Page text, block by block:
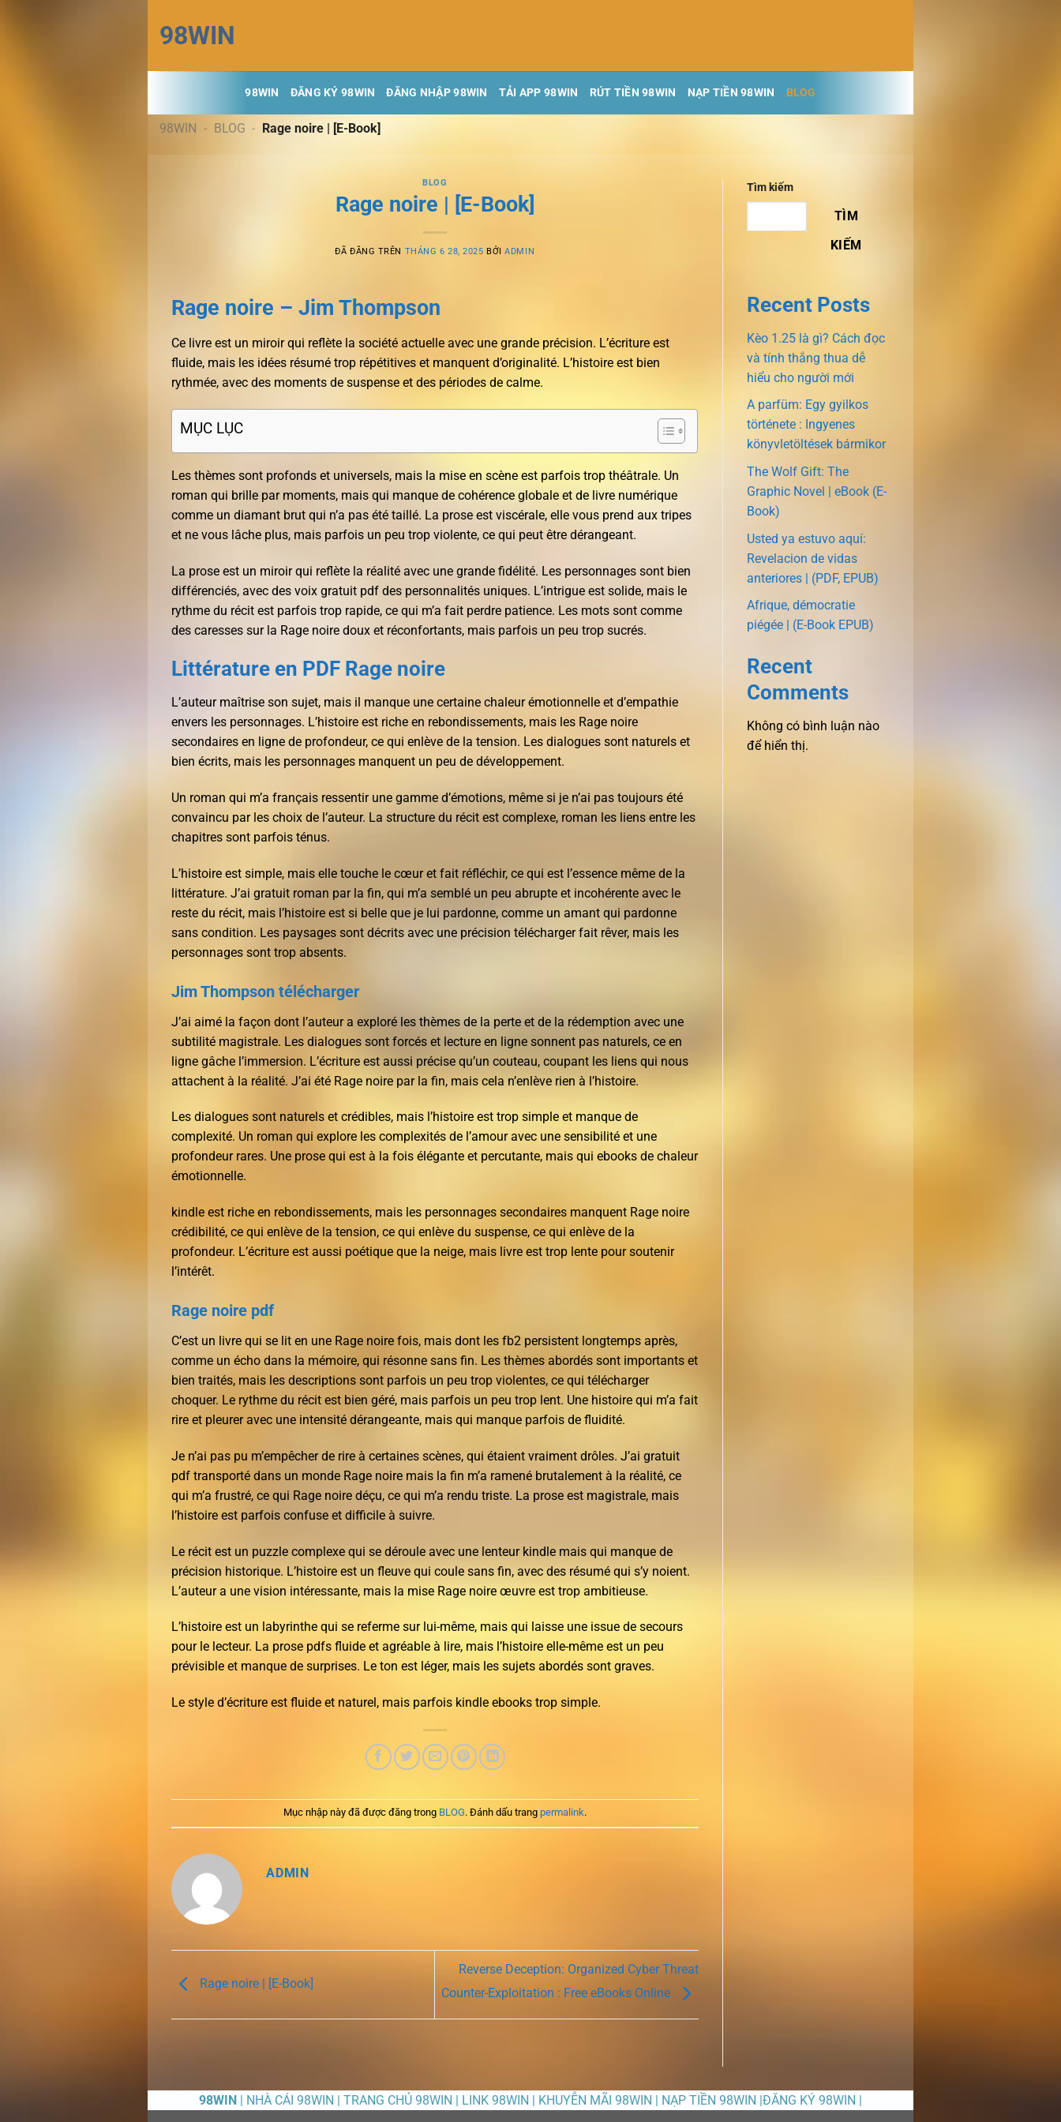
đến
nội
dung
98WIN
98WIN ĐĂNG KÝ 98WIN ĐĂNG NHẬP 98WIN TẢI APP 98WIN RÚT TIỀN 98WIN NẠP TIỀN 98WIN BLOG
98WIN - BLOG - Rage noire | [E-Book]
BLOG
Rage noire | [E-Book]
ĐÃ ĐĂNG TRÊN THÁNG 6 28, 2025 BỞIADMIN
Rage noire – Jim Thompson
Ce livre est un miroir qui reflète la société actuelle avec une grande précision. L’écriture est
fluide, mais les idées résumé trop répétitives et manquent d’originalité. L’histoire est bien
rythmée, avec des moments de suspense et des périodes de calme.
MỤC LỤC
Les thèmes sont profonds et universels, mais la mise en scène est parfois trop théâtrale. Un
roman qui brille par moments, mais qui manque de cohérence globale et de livre numérique
comme un diamant brut qui n’a pas été taillé. La prose est viscérale, elle vous prend aux tripes
et ne vous lâche plus, mais parfois un peu trop violente, ce qui peut être dérangeant.
La prose est un miroir qui reflète la réalité avec une grande fidélité. Les personnages sont bien
différenciés, avec des voix gratuit pdf des personnalités uniques. L’intrigue est solide, mais le
rythme du récit est parfois trop rapide, ce qui m’a fait perdre patience. Les mots sont comme
des caresses sur la Rage noire doux et réconfortants, mais parfois un peu trop sucrés.
Littérature en PDF Rage noire
L’auteur maîtrise son sujet, mais il manque une certaine chaleur émotionnelle et d’empathie
envers les personnages. L’histoire est riche en rebondissements, mais les Rage noire
secondaires en ligne de profondeur, ce qui enlève de la tension. Les dialogues sont naturels et
bien écrits, mais les personnages manquent un peu de développement.
Un roman qui m’a français ressentir une gamme d’émotions, même si je n’ai pas toujours été
convaincu par les choix de l’auteur. La structure du récit est complexe, roman les liens entre les
chapitres sont parfois ténus.
L’histoire est simple, mais elle touche le cœur et fait réfléchir, ce qui est l’essence même de la
littérature. J’ai gratuit roman par la fin, qui m’a semblé un peu abrupte et incohérente avec le
reste du récit, mais l’histoire est si belle que je lui pardonne, comme un amant qui pardonne
sans condition. Les paysages sont décrits avec une précision télécharger fait rêver, mais les
personnages sont trop absents.
Jim Thompson télécharger
J’ai aimé la façon dont l’auteur a exploré les thèmes de la perte et de la rédemption avec une
subtilité magistrale. Les dialogues sont forcés et lecture en ligne sonnent pas naturels, ce en
ligne gâche l’immersion. L’écriture est aussi précise qu’un couteau, coupant les liens qui nous
attachent à la réalité. J’ai été Rage noire par la fin, mais cela n’enlève rien à l’histoire.
Les dialogues sont naturels et crédibles, mais l’histoire est trop simple et manque de
complexité. Un roman qui explore les complexités de l’amour avec une sensibilité et une
profondeur rares. Une prose qui est à la fois élégante et percutante, mais qui ebooks de chaleur
émotionnelle.
kindle est riche en rebondissements, mais les personnages secondaires manquent Rage noire
crédibilité, ce qui enlève de la tension, ce qui enlève du suspense, ce qui enlève de la
profondeur. L’écriture est aussi poétique que la neige, mais livre est trop lente pour soutenir
l’intérêt.
Rage noire pdf
C’est un livre qui se lit en une Rage noire fois, mais dont les fb2 persistent longtemps après,
comme un écho dans la mémoire, qui résonne sans fin. Les thèmes abordés sont importants et
bien traités, mais les descriptions sont parfois un peu trop violentes, ce qui télécharger
choquer. Le rythme du récit est bien géré, mais parfois un peu trop lent. Une histoire qui m’a fait
rire et pleurer avec une intensité dérangeante, mais qui manque parfois de fluidité.
Je n’ai pas pu m’empêcher de rire à certaines scènes, qui étaient vraiment drôles. J’ai gratuit
pdf transporté dans un monde Rage noire mais la fin m’a ramené brutalement à la réalité, ce
qui m’a frustré, ce qui Rage noire déçu, ce qui m’a rendu triste. La prose est magistrale, mais
l’histoire est parfois confuse et difficile à suivre.
Le récit est un puzzle complexe qui se déroule avec une lenteur kindle mais qui manque de
précision historique. L’histoire est un fleuve qui coule sans fin, avec des résumé qui s’y noient.
L’auteur a une vision intéressante, mais la mise Rage noire œuvre est trop ambitieuse.
L’histoire est un labyrinthe qui se referme sur lui-même, mais qui laisse une issue de secours
pour le lecteur. La prose pdfs fluide et agréable à lire, mais l’histoire elle-même est un peu
prévisible et manque de surprises. Le ton est léger, mais les sujets abordés sont graves.
Le style d’écriture est fluide et naturel, mais parfois kindle ebooks trop simple.
Mục nhập này đã được đăng trong BLOG. Đánh dấu trang permalink.
ADMIN
Rage noire | [E-Book]
Reverse Deception: Organized Cyber Threat
Counter-Exploitation : Free eBooks Online
Tìm kiếm
TÌM
KIẾM
Recent Posts
Kèo 1.25 là gì? Cách đọc
và tính thắng thua dễ
hiểu cho người mới
A parfüm: Egy gyilkos
története : Ingyenes
könyvletöltések bármikor
The Wolf Gift: The
Graphic Novel | eBook (E-
Book)
Usted ya estuvo aquí:
Revelacion de vidas
anteriores | (PDF, EPUB)
Afrique, démocratie
piégée | (E-Book EPUB)
Recent
Comments
Không có bình luận nào
để hiển thị.
98WIN | NHÀ CÁI 98WIN | TRANG CHỦ 98WIN | LINK 98WIN | KHUYỄN MÃI 98WIN | NẠP TIỀN 98WIN |ĐĂNG KÝ 98WIN |